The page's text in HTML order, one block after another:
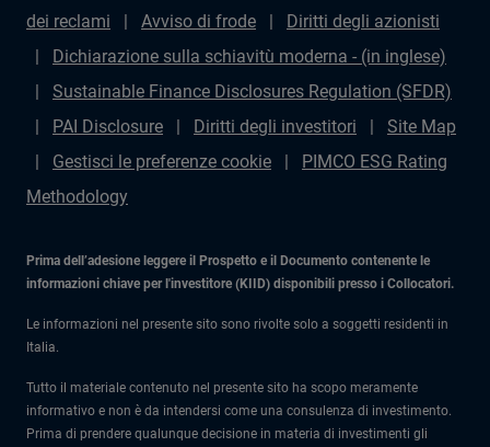
dei reclami
Avviso di frode
Diritti degli azionisti
Dichiarazione sulla schiavitù moderna - (in inglese)
Sustainable Finance Disclosures Regulation (SFDR)
PAI Disclosure
Diritti degli investitori
Site Map
Gestisci le preferenze cookie
PIMCO ESG Rating
Methodology
Prima dell’adesione leggere il Prospetto e il Documento contenente le
informazioni chiave per l'investitore (KIID) disponibili presso i Collocatori.
Le informazioni nel presente sito sono rivolte solo a soggetti residenti in
Italia.
Tutto il materiale contenuto nel presente sito ha scopo meramente
informativo e non è da intendersi come una consulenza di investimento.
Prima di prendere qualunque decisione in materia di investimenti gli